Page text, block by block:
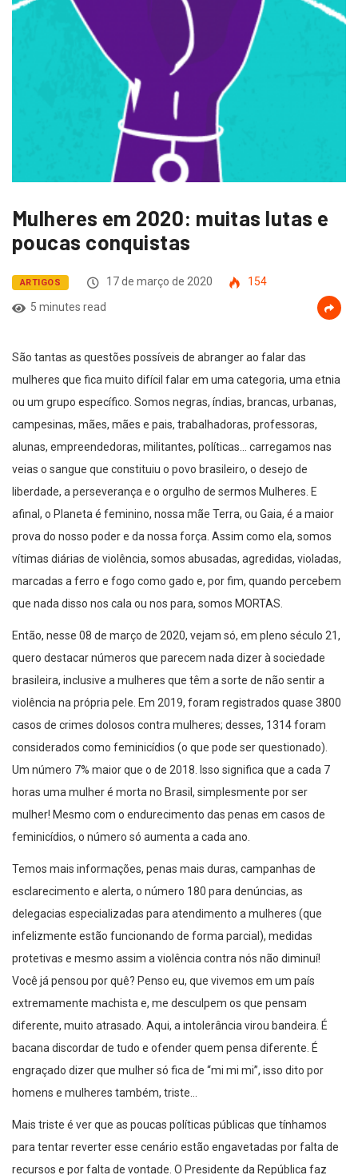
Mulheres em 2020: muitas lutas e
poucas conquistas
ARTIGOS 17 de março de 2020
154
5 minutes read
São tantas as questões possíveis de abranger ao falar das
mulheres que fica muito difícil falar em uma categoria, uma etnia
ou um grupo específico. Somos negras, índias, brancas, urbanas,
campesinas, mães, mães e pais, trabalhadoras, professoras,
alunas, empreendedoras, militantes, políticas… carregamos nas
veias o sangue que constituiu o povo brasileiro, o desejo de
liberdade, a perseverança e o orgulho de sermos Mulheres. E
afinal, o Planeta é feminino, nossa mãe Terra, ou Gaia, é a maior
prova do nosso poder e da nossa força. Assim como ela, somos
vítimas diárias de violência, somos abusadas, agredidas, violadas,
marcadas a ferro e fogo como gado e, por fim, quando percebem
que nada disso nos cala ou nos para, somos MORTAS.
Então, nesse 08 de março de 2020, vejam só, em pleno século 21,
quero destacar números que parecem nada dizer à sociedade
brasileira, inclusive a mulheres que têm a sorte de não sentir a
violência na própria pele. Em 2019, foram registrados quase 3800
casos de crimes dolosos contra mulheres; desses, 1314 foram
considerados como feminicídios (o que pode ser questionado).
Um número 7% maior que o de 2018. Isso significa que a cada 7
horas uma mulher é morta no Brasil, simplesmente por ser
mulher! Mesmo com o endurecimento das penas em casos de
feminicídios, o número só aumenta a cada ano.
Temos mais informações, penas mais duras, campanhas de
esclarecimento e alerta, o número 180 para denúncias, as
delegacias especializadas para atendimento a mulheres (que
infelizmente estão funcionando de forma parcial), medidas
protetivas e mesmo assim a violência contra nós não diminuí!
Você já pensou por quê? Penso eu, que vivemos em um país
extremamente machista e, me desculpem os que pensam
diferente, muito atrasado. Aqui, a intolerância virou bandeira. É
bacana discordar de tudo e ofender quem pensa diferente. É
engraçado dizer que mulher só fica de “mi mi mi”, isso dito por
homens e mulheres também, triste…
Mais triste é ver que as poucas políticas públicas que tínhamos
para tentar reverter esse cenário estão engavetadas por falta de
recursos e por falta de vontade. O Presidente da República faz